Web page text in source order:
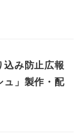
み防止広報
ュ」製作・配